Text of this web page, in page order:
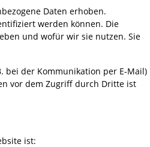
Daten erhoben.
werden können. Die
und wofür wir sie nutzen. Sie
bei der Kommunikation per E-Mail)
vor dem Zugriff durch Dritte ist
ist: